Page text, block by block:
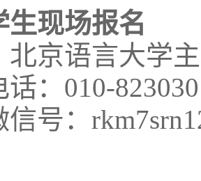
生现场报名
北京语言大学
： 010-
号：